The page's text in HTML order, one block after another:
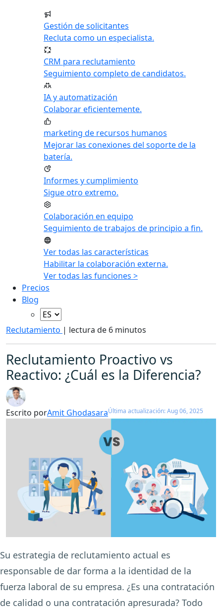
Gestión de solicitantes
Recluta como un especialista.
CRM para reclutamiento
Seguimiento completo de candidatos.
IA y automatización
Colaborar eficientemente.
marketing de recursos humanos
Mejorar las conexiones del soporte de la
batería.
Informes y cumplimiento
Sigue otro extremo.
Colaboración en equipo
Seguimiento de trabajos de principio a fin.
Ver todas las características
Habilitar la colaboración externa.
Ver todas las funciones >
Precios
Blog
Reclutamiento | lectura de 6 minutos
Reclutamiento Proactivo vs
Reactivo: ¿Cuál es la Diferencia?
Escrito porAmit GhodasaraÚltima actualización: Aug 06, 2025
Su estrategia de reclutamiento actual es
responsable de dar forma a la identidad de la
fuerza laboral de su empresa. ¿Es una contratación
de calidad o una contratación apresurada? Todo